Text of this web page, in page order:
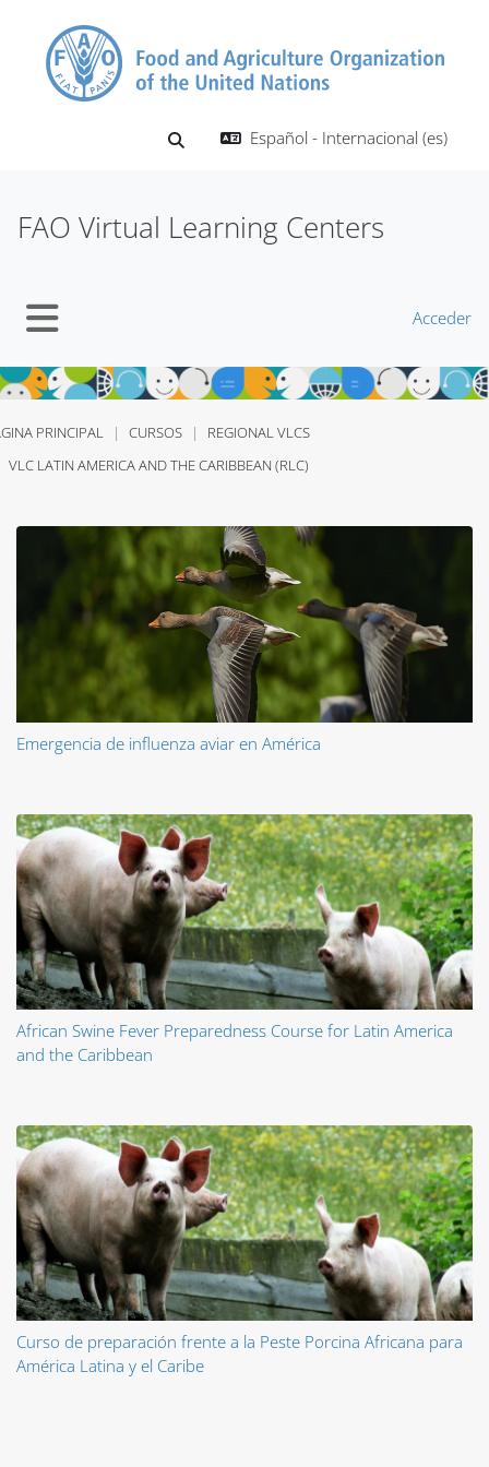
Selector de búsqueda de entrada
Español - Internacional ‎(es)‎
FAO Virtual Learning Centers
Acceder
PRINCIPAL CURSOS
REGIONAL VLCS
VLC LATIN AMERICA AND THE CARIBBEAN (RLC)
Emergencia de influenza aviar en América
African Swine Fever Preparedness Course for Latin America
and the Caribbean
Curso de preparación frente a la Peste Porcina Africana para
América Latina y el Caribe